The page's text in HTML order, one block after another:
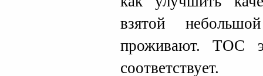
взятой
проживают. ТОС
соответствует.